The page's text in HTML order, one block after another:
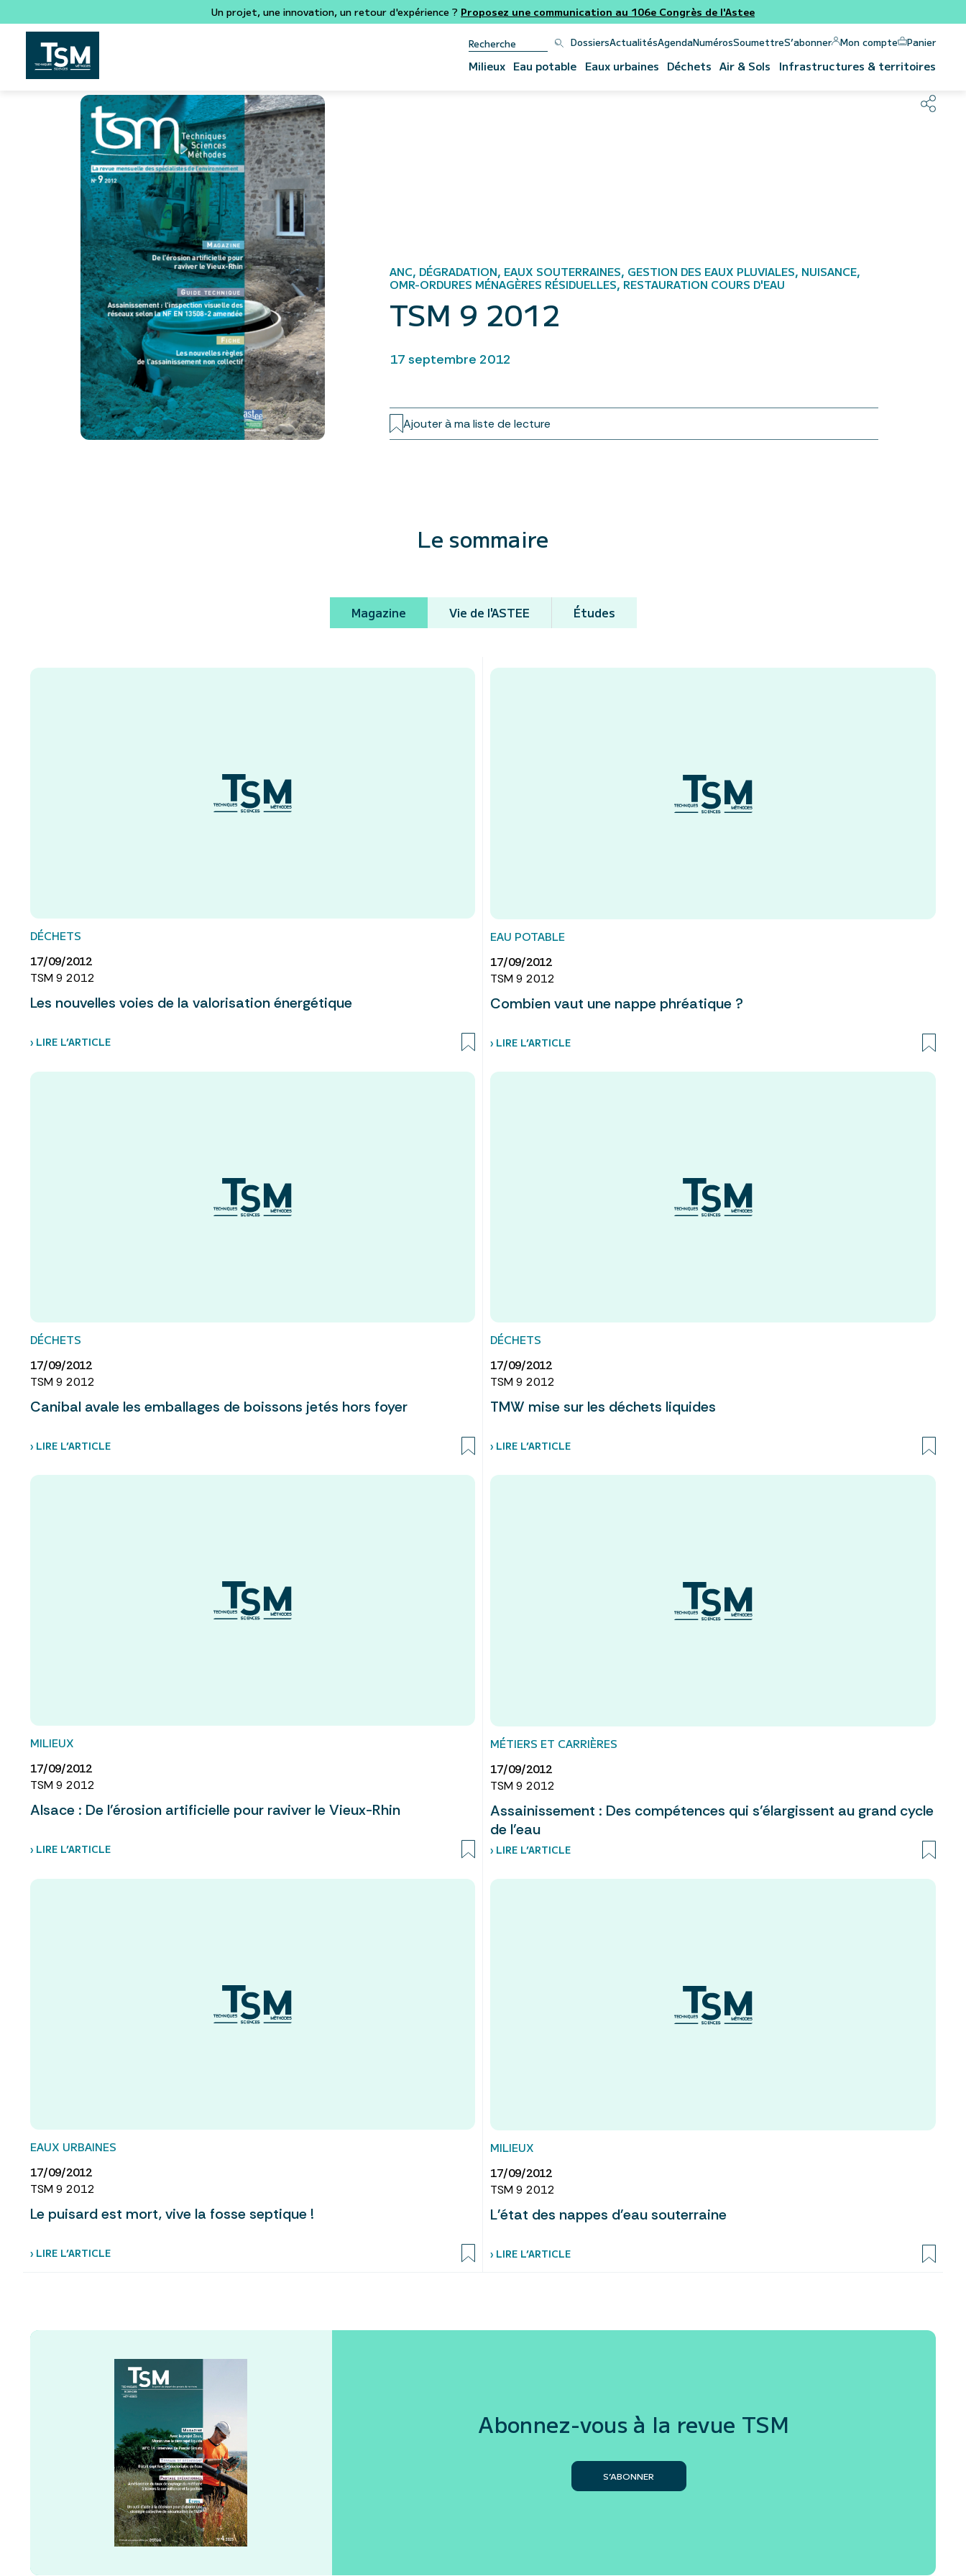
Un projet, une innovation, un retour d'expérience ? Proposez une communication au 106e Congrès de l'Astee
DossiersActualitésAgendaNumérosSoumettreS’abonner Mon compte Panier
Milieux Eau potable Eaux urbaines Déchets Air & Sols Infrastructures & territoires
ANC, DÉGRADATION, EAUX SOUTERRAINES, GESTION DES EAUX PLUVIALES, NUISANCE,
OMR-ORDURES MÉNAGÈRES RÉSIDUELLES, RESTAURATION COURS D'EAU
TSM 9 2012
17 septembre 2012
Ajouter à ma liste de lecture
Le sommaire
Magazine Vie de l'ASTEE Études
DÉCHETS
17/09/2012
TSM 9 2012
Les nouvelles voies de la valorisation énergétique
› LIRE L’ARTICLE
EAU POTABLE
17/09/2012
TSM 9 2012
Combien vaut une nappe phréatique ?
› LIRE L’ARTICLE
DÉCHETS
17/09/2012
TSM 9 2012
Canibal avale les emballages de boissons jetés hors foyer
› LIRE L’ARTICLE
DÉCHETS
17/09/2012
TSM 9 2012
TMW mise sur les déchets liquides
› LIRE L’ARTICLE
MILIEUX
17/09/2012
TSM 9 2012
Alsace : De l’érosion artificielle pour raviver le Vieux-Rhin
› LIRE L’ARTICLE
MÉTIERS ET CARRIÈRES
17/09/2012
TSM 9 2012
Assainissement : Des compétences qui s’élargissent au grand cycle
de l’eau
› LIRE L’ARTICLE
EAUX URBAINES
17/09/2012
TSM 9 2012
Le puisard est mort, vive la fosse septique !
› LIRE L’ARTICLE
MILIEUX
17/09/2012
TSM 9 2012
L'état des nappes d'eau souterraine
› LIRE L’ARTICLE
Abonnez-vous à la revue TSM
S’ABONNER